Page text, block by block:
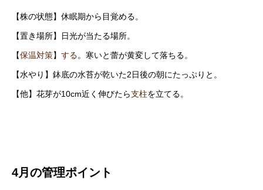
【株の状態】休眠期から目覚める。
【置き場所】日光が当たる場所。
【保温対策】 する。寒いと蕾が黄変して落ちる。
【水やり】鉢底の水苔が乾いた2日後の朝にたっぷりと。
【他】花芽が10cm近く伸びたら支柱を立てる。
4月の管理ポイント